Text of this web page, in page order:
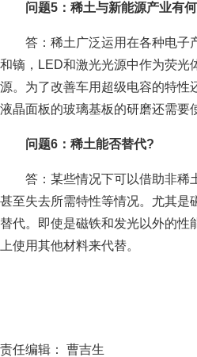
问题5：稀土与新能源产业有
答：稀土广泛运用在各种电子
和镝，LED和激光光源中作为荧光
源。为了改善车用超级电容的特性
液晶面板的玻璃基板的研磨还需要
问题6：稀土能否替代?
答：某些情况下可以借助非稀
甚至失去所需特性等情况。尤其是
替代。即使是磁铁和发光以外的
上使用其他材料来代替。
责任编辑： 曹吉生